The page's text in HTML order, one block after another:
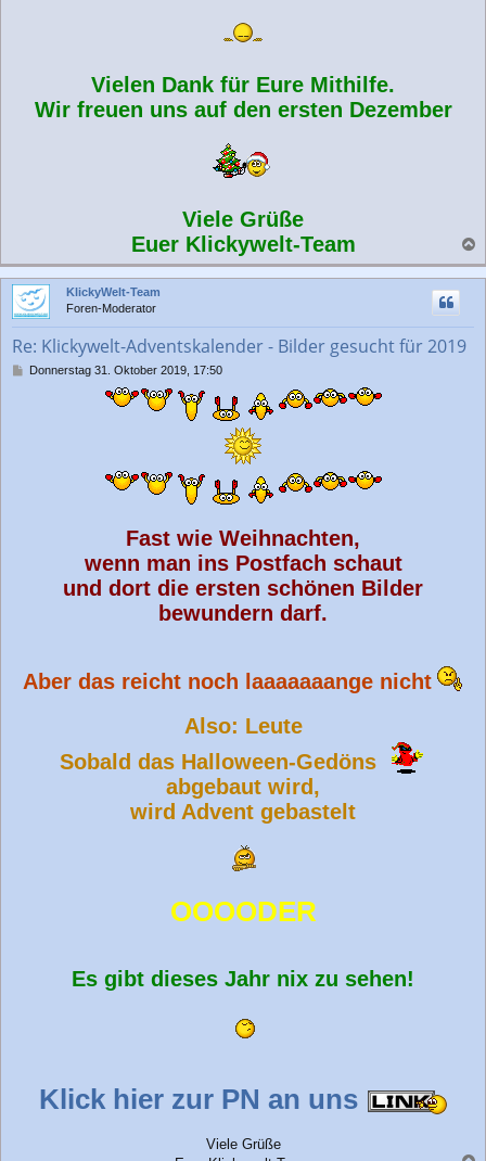
Vielen Dank für Eure Mithilfe.
Wir freuen uns auf den ersten Dezember
Viele Grüße
Euer Klickywelt-Team
a
c
KlickyWelt-Team
Foren-Moderator
Re: Klickywelt-Adventskalender - Bilder gesucht für 2019
BDonnerstag 31. Oktober 2019, 17:50
Fast wie Weihnachten,
wenn man ins Postfach schaut
und dort die ersten schönen Bilder
bewundern darf.
Aber das reicht noch laaaaaaange nicht
Also: Leute
Sobald das Halloween-Gedöns
abgebaut wird,
wird Advent gebastelt
OOOODER
Es gibt dieses Jahr nix zu sehen!
Klick hier zur PN an uns
Viele Grüße